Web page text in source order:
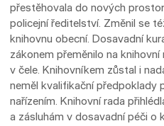
přestěhovala do nových
policejní ředitelství. Změnil se
knihovnu obecní. Dosavadní
zákonem přeměnilo na
v čele. Knihovníkem zůstal i
neměl kvalifikační předpoklady
nařízením. Knihovní rada
a zásluhám v dosavadní péči o